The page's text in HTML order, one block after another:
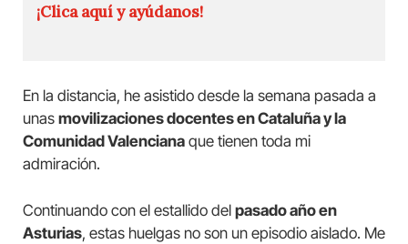
¡Clica aquí y ayúdanos!
En la distancia, he asistido desde la semana pasada a
unas movilizaciones docentes en Cataluña y la
Comunidad Valenciana que tienen toda mi
admiración.
Continuando con el estallido del pasado año en
Asturias, estas huelgas no son un episodio aislado. Me